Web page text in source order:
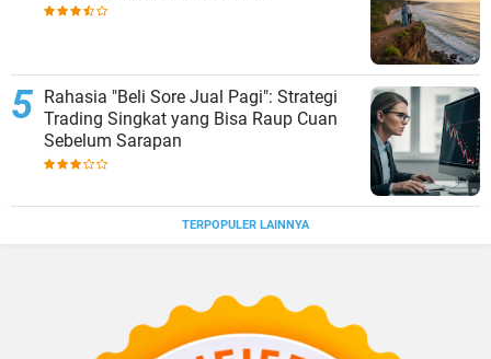
Rahasia "Beli Sore Jual Pagi": Strategi
Trading Singkat yang Bisa Raup Cuan
Sebelum Sarapan
TERPOPULER LAINNYA